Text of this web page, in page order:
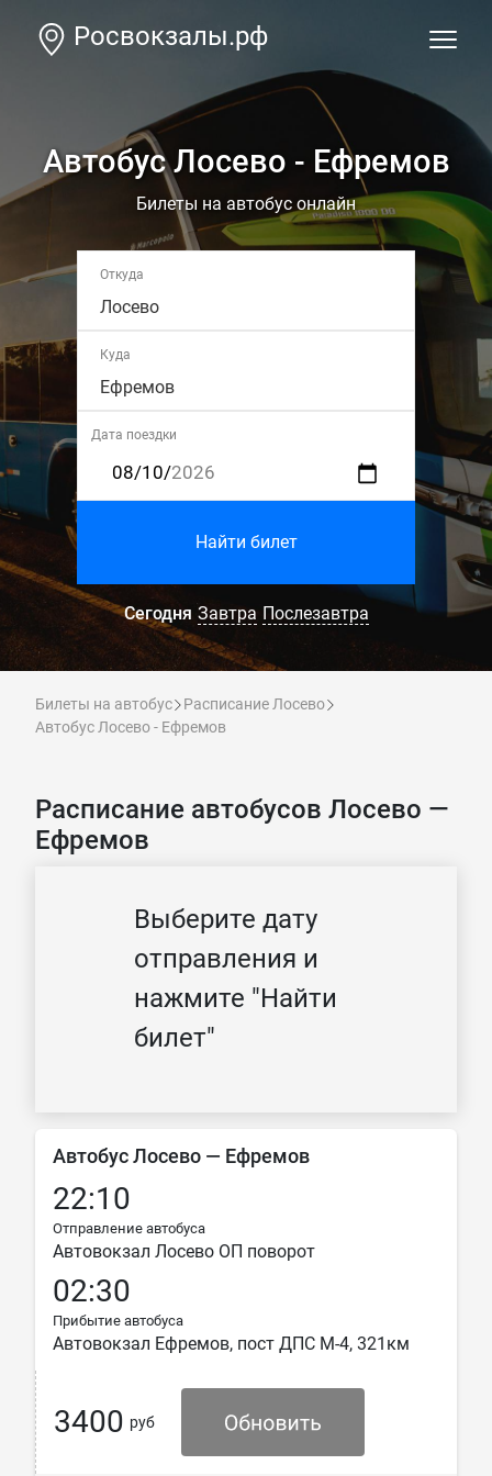
Росвокзалы.рф
Автобус Лосево - Ефремов
Билеты на автобус онлайн
Откуда
Лосево
Куда
Ефремов
Дата поездки
Найти билет
Сегодня Завтра Послезавтра
Билеты на автобус
Расписание Лосево
Автобус Лосево - Ефремов
Расписание автобусов Лосево —
Ефремов
Выберите дату
отправления и
нажмите "Найти
билет"
Автобус Лосево — Ефремов
22:10
Отправление автобуса
Автовокзал Лосево ОП поворот
02:30
Прибытие автобуса
Автовокзал Ефремов, пост ДПС М-4, 321км
3400 руб